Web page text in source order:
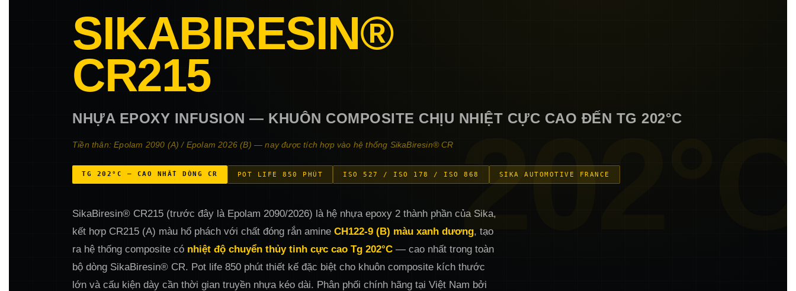
SIKABIRESIN®
CR215
NHỰA EPOXY INFUSION — KHUÔN COMPOSITE CHỊU NHIỆT CỰC CAO ĐẾN TG 202°C
Tiền thân: Epolam 2090 (A) / Epolam 2026 (B) — nay được tích hợp vào hệ thống SikaBiresin® CR
TG 202°C — CAO NHẤT DÒNG CR POT LIFE 850 PHÚT ISO 527 / ISO 178 / ISO 868 SIKA AUTOMOTIVE FRANCE
SikaBiresin® CR215 (trước đây là Epolam 2090/2026) là hệ nhựa epoxy 2 thành phần của Sika,
kết hợp CR215 (A) màu hổ phách với chất đóng rắn amine CH122-9 (B) màu xanh dương, tạo
ra hệ thống composite có nhiệt độ chuyển thủy tinh cực cao Tg 202°C — cao nhất trong toàn
bộ dòng SikaBiresin® CR. Pot life 850 phút thiết kế đặc biệt cho khuôn composite kích thước
lớn và cấu kiện dày cần thời gian truyền nhựa kéo dài. Phân phối chính hãng tại Việt Nam bởi